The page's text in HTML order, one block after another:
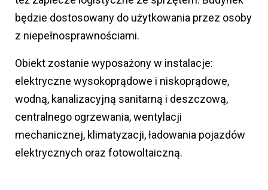
będzie dostosowany do użytkowania przez osoby
z niepełnosprawnościami.
Obiekt zostanie wyposażony w instalacje:
elektryczne wysokoprądowe i niskoprądowe,
wodną, kanalizacyjną sanitarną i deszczową,
centralnego ogrzewania, wentylacji
mechanicznej, klimatyzacji, ładowania pojazdów
elektrycznych oraz fotowoltaiczną.